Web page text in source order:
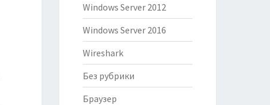
Windows Server 2012
Windows Server 2016
Wireshark
Без рубрики
Браузер